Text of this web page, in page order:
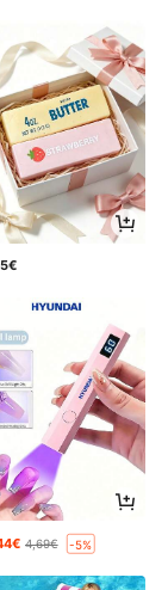
4,69€ -5%